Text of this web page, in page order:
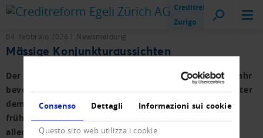
Consenso Dettagli Informazioni sui cookie
Questo sito web utilizza i cookie
Creditreform
Zurigo
04. febbraio 2026 Newsmeldung
Mässige Konjunkturaussichten
Der Schweizer Wirtschaft steht ein eher schwieriges Jahr
bevor. Die Wachstumserwartungen liegen deutlich unter
dem Potenzial. Mit einer deutlichen Erholung ist
frühestens 2027 zu rechnen. Die Ungewissheit ist
allerdings gross.